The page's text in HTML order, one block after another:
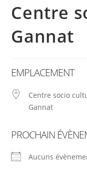
Centre
Gannat
EMPLACEMENT
Centre socio
Gannat
PROCHAIN
Aucuns